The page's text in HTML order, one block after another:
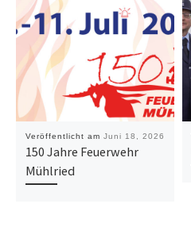
Veröffentlicht am Juni 18, 2026
150 Jahre Feuerwehr
Mühlried